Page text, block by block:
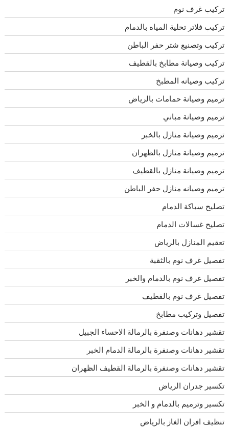
تركيب غرف نوم
تركيب فلاتر تحلية المياه بالدمام
تركيب وتصنيع شتر حفر الباطن
تركيب وصيانة مطابخ بالقطيف
تركيب وصيانه المطبخ
ترميم وصيانة حمامات بالرياض
ترميم وصيانة مباني
ترميم وصيانة منازل بالخبر
ترميم وصيانة منازل بالظهران
ترميم وصيانة منازل بالقطيف
ترميم وصيانه منازل حفر الباطن
تصليح سباكة الدمام
تصليح غسالات الدمام
تعقيم المنازل بالرياض
تفصيل غرف نوم بالثقبة
تفصيل غرف نوم بالدمام والخبر
تفصيل غرف نوم بالقطيف
تفصيل وتركيب مطابخ
تقشير دهانات وصنفرة بالرمالة الاحساء الجبيل
تقشير دهانات وصنفرة بالرمالة الدمام الخبر
تقشير دهانات وصنفرة بالرمالة القطيف الظهران
تكسير جدران الرياض
تكسير وترميم بالدمام و الخبر
تنظيف افران الغاز بالرياض